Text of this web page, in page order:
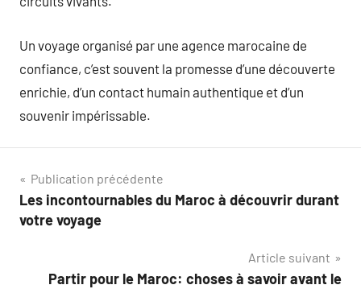
Un voyage organisé par une agence marocaine de
confiance, c’est souvent la promesse d’une découverte
enrichie, d’un contact humain authentique et d’un
souvenir impérissable.
Navigation
de
Publication précédente
Les incontournables du Maroc à découvrir durant
votre voyage
Article suivant
Partir pour le Maroc: choses à savoir avant le